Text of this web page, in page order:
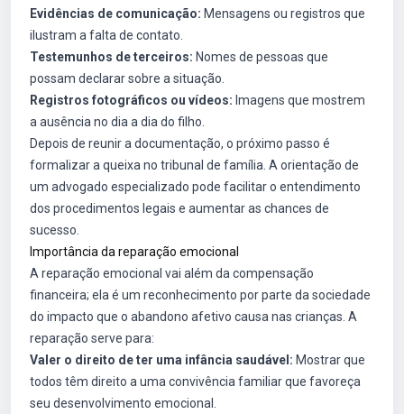
Evidências de comunicação: Mensagens ou registros que
ilustram a falta de contato.
Testemunhos de terceiros: Nomes de pessoas que
possam declarar sobre a situação.
Registros fotográficos ou vídeos: Imagens que mostrem
a ausência no dia a dia do filho.
Depois de reunir a documentação, o próximo passo é
formalizar a queixa no tribunal de família. A orientação de
um advogado especializado pode facilitar o entendimento
dos procedimentos legais e aumentar as chances de
sucesso.
Importância da reparação emocional
A reparação emocional vai além da compensação
financeira; ela é um reconhecimento por parte da sociedade
do impacto que o abandono afetivo causa nas crianças. A
reparação serve para:
Valer o direito de ter uma infância saudável: Mostrar que
todos têm direito a uma convivência familiar que favoreça
seu desenvolvimento emocional.